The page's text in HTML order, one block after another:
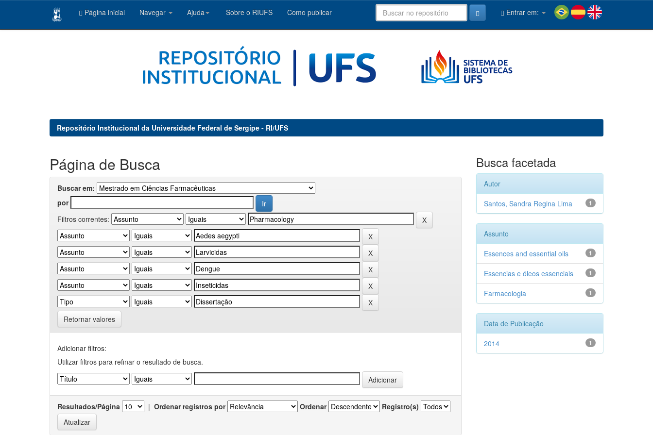
Página inicial Navegar Ajuda Sobre o RIUFS Como publicar Entrar em:
Repositório Institucional da Universidade Federal de Sergipe - RI/UFS
Página de Busca
Buscar em:
por
Filtros correntes:
Retornar valores
Adicionar filtros:
Utilizar filtros para refinar o resultado de busca.
Resultados/Página | Ordenar registros por Ordenar Registro(s)
Busca facetada
Autor
1
Santos, Sandra Regina Lima
Assunto
1
Essences and essential oils
1
Essencias e óleos essenciais
1
Farmacologia
Data de Publicação
1
2014